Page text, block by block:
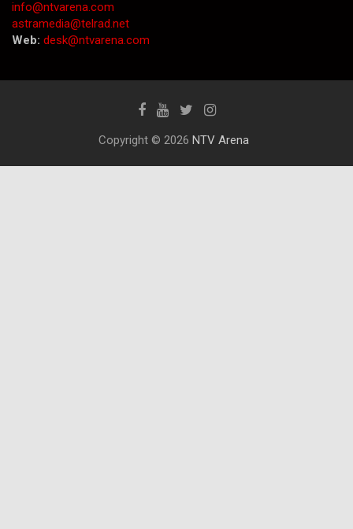
info@ntvarena.com
astramedia@telrad.net
Web: desk@ntvarena.com
Copyright © 2026 NTV Arena